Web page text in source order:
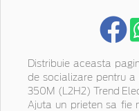
Distribuie aceasta
de socializare pentru
350M (L2H2) Trend
Ajuta un prieten sa fie